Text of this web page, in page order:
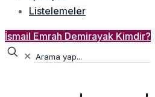
Listelemeler
İsmail Emrah Demirayak Kimdir?
✕